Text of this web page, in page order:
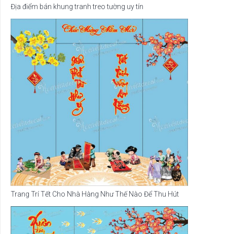
Địa điểm bán khung tranh treo tường uy tín
Trang Trí Tết Cho Nhà Hàng Như Thế Nào Để Thu Hút